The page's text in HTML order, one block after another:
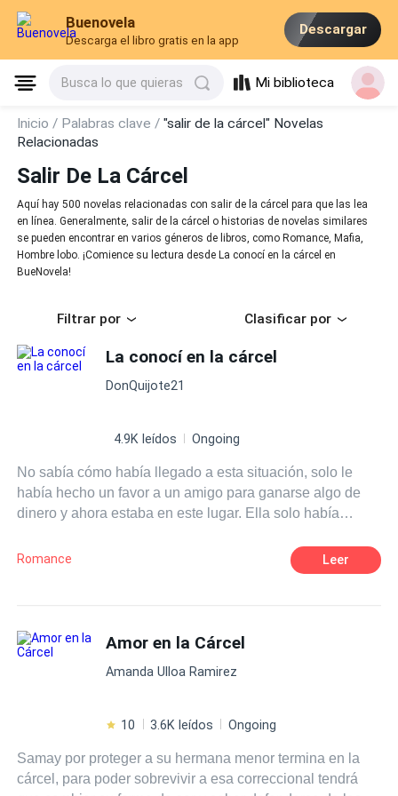
Buenovela
Descarga el libro gratis en la app
Descargar
Busca lo que quieras Mi biblioteca
Inicio / Palabras clave /"salir de la cárcel" Novelas
Relacionadas
Salir De La Cárcel
Aquí hay 500 novelas relacionadas con salir de la cárcel para que las lea
en línea. Generalmente, salir de la cárcel o historias de novelas similares
se pueden encontrar en varios géneros de libros, como Romance, Mafia,
Hombre lobo. ¡Comience su lectura desde La conocí en la cárcel en
BueNovela!
Filtrar por Clasificar por
La conocí en la cárcel
DonQuijote21
4.9K leídos Ongoing
No sabía cómo había llegado a esta situación, solo le
había hecho un favor a un amigo para ganarse algo de
dinero y ahora estaba en este lugar. Ella solo había
llevada por la policía. Él, un hombre de la ley que ayuda
a los ciudadanos a estar seguros, tenía que hacer algo
a su lado pero también evitando a otras que son
malintencionadas. 2 personas que nunca se pensó que
cruzarían sus caminos pero ahora necesitarán el uno del
incluso obtengan mucho más de lo que pudieron
delante, vivaz, soñadora y algo introvertida en su forma
de ser, siempre habría tratado de hacer ver que su vida
Romance Leer
Amor en la Cárcel
Amanda Ulloa Ramirez
10 3.6K leídos Ongoing
Samay por proteger a su hermana menor termina en la
cárcel, para poder sobrevivir a esa correccional tendrá